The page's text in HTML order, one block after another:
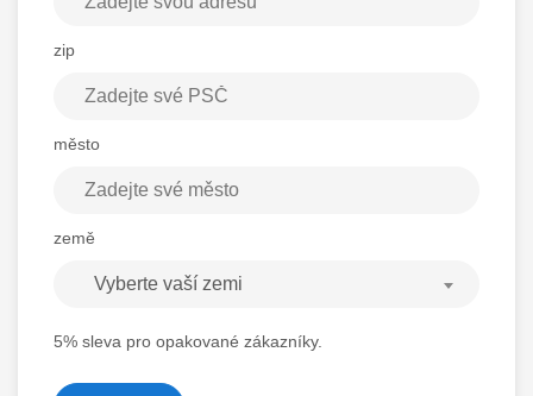
zip
město
země
Vyberte vaší zemi
5% sleva pro opakované zákazníky.